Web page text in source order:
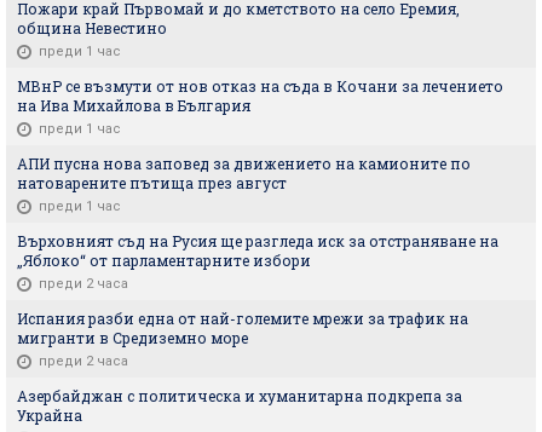
Пожари край Първомай и до кметството на село Еремия,
община Невестино
преди 1 час
МВнР се възмути от нов отказ на съда в Кочани за лечението
на Ива Михайлова в България
преди 1 час
АПИ пусна нова заповед за движението на камионите по
натоварените пътища през август
преди 1 час
Върховният съд на Русия ще разгледа иск за отстраняване на
„Яблоко“ от парламентарните избори
преди 2 часа
Испания разби една от най-големите мрежи за трафик на
мигранти в Средиземно море
преди 2 часа
Азербайджан с политическа и хуманитарна подкрепа за
Украйна